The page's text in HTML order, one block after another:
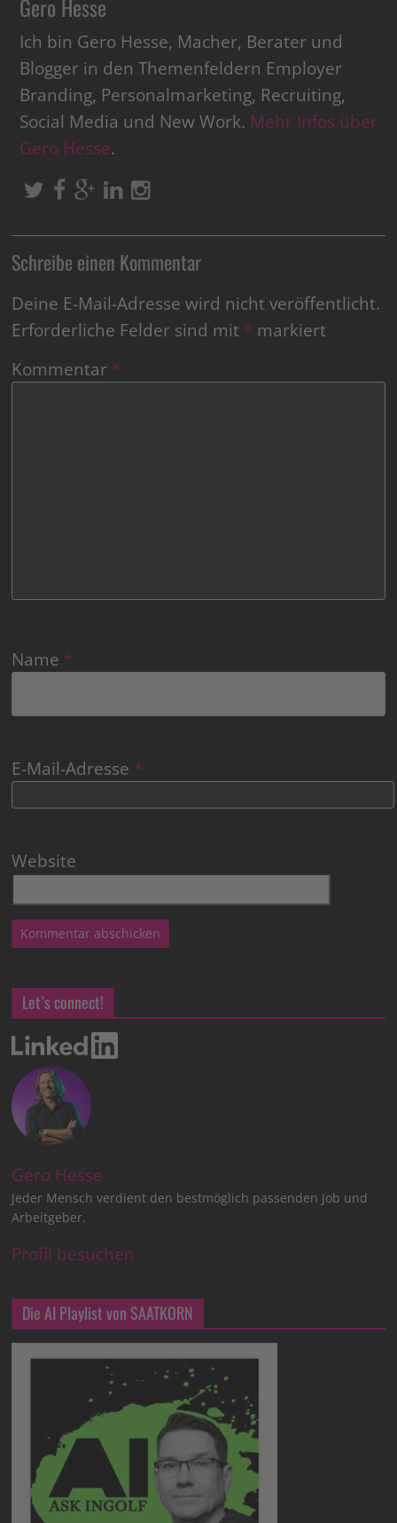
Gero Hesse
Ich bin Gero Hesse, Macher, Berater und
Blogger in den Themenfeldern Employer
Branding, Personalmarketing, Recruiting,
Social Media und New Work. Mehr Infos über
Gero Hesse.
Schreibe einen Kommentar
Deine E-Mail-Adresse wird nicht veröffentlicht.
Erforderliche Felder sind mit * markiert
Kommentar *
Name *
E-Mail-Adresse *
Website
Let’s connect!
Gero Hesse
Jeder Mensch verdient den bestmöglich passenden Job und
Arbeitgeber.
Profil besuchen
Die AI Playlist von SAATKORN